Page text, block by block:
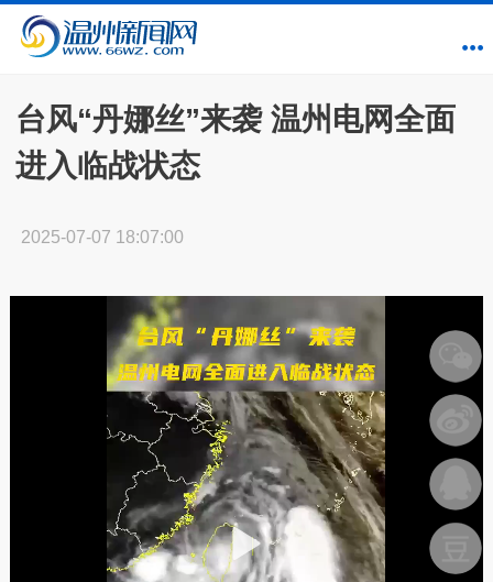
台风“丹娜丝”来袭 温州电网全面
进入临战状态
2025-07-07 18:07:00